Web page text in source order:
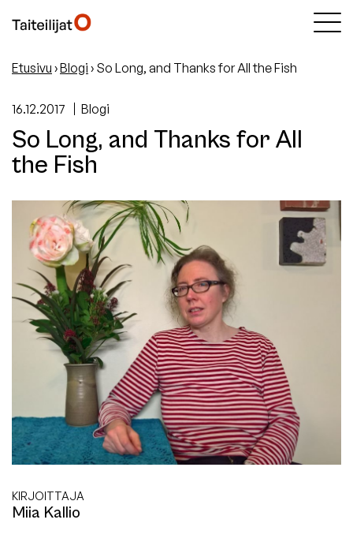
Etusivu ›Blogi › So Long, and Thanks for All the Fish
16.12.2017 Blogi
So Long, and Thanks for All
the Fish
KIRJOITTAJA
Miia Kallio